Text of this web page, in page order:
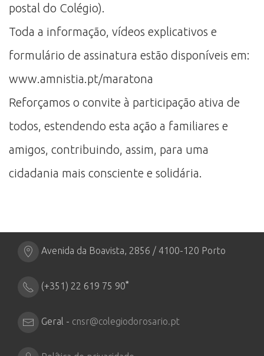
postal do Colégio).
Toda a informação, vídeos explicativos e
formulário de assinatura estão disponíveis em:
www.amnistia.pt/maratona
Reforçamos o convite à participação ativa de
todos, estendendo esta ação a familiares e
amigos, contribuindo, assim, para uma
cidadania mais consciente e solidária.
Avenida da Boavista, 2856 / 4100-120 Porto
(+351) 22 619 75 90*
Geral - cnsr@colegiodorosario.pt